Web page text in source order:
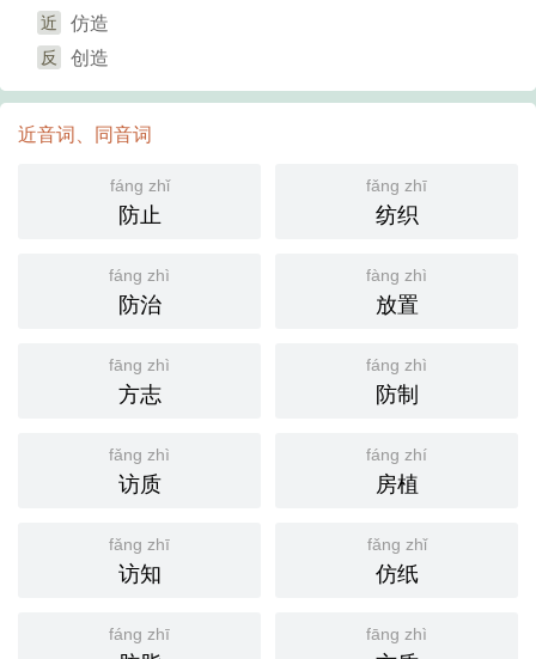
近 仿造
反 创造
近音词、同音词
fáng zhǐ
防止
fǎng zhī
纺织
fáng zhì
防治
fàng zhì
放置
fāng zhì
方志
fáng zhì
防制
fǎng zhì
访质
fáng zhí
房植
fǎng zhī
访知
fǎng zhǐ
仿纸
fáng zhī fāng zhì